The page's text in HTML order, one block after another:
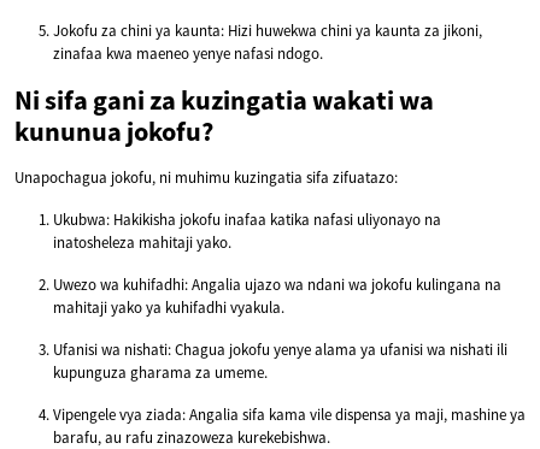
Jokofu za chini ya kaunta: Hizi huwekwa chini ya kaunta za jikoni,
zinafaa kwa maeneo yenye nafasi ndogo.
Ni sifa gani za kuzingatia wakati wa
kununua jokofu?
Unapochagua jokofu, ni muhimu kuzingatia sifa zifuatazo:
Ukubwa: Hakikisha jokofu inafaa katika nafasi uliyonayo na
inatosheleza mahitaji yako.
Uwezo wa kuhifadhi: Angalia ujazo wa ndani wa jokofu kulingana na
mahitaji yako ya kuhifadhi vyakula.
Ufanisi wa nishati: Chagua jokofu yenye alama ya ufanisi wa nishati ili
kupunguza gharama za umeme.
Vipengele vya ziada: Angalia sifa kama vile dispensa ya maji, mashine ya
barafu, au rafu zinazoweza kurekebishwa.